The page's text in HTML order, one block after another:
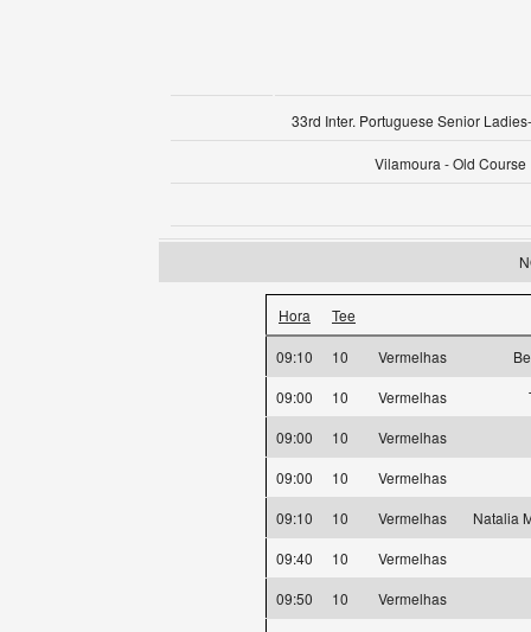
33rd Inter. Portuguese Senior
Vilamoura - Old Course
Hora Tee
09:10 10 Vermelhas
09:00
10 Vermelhas
09:00
10
Vermelhas
09:00
10
Vermelhas
09:10
10 Vermelhas
Natalia
09:40
10
Vermelhas
09:50
10
Vermelhas